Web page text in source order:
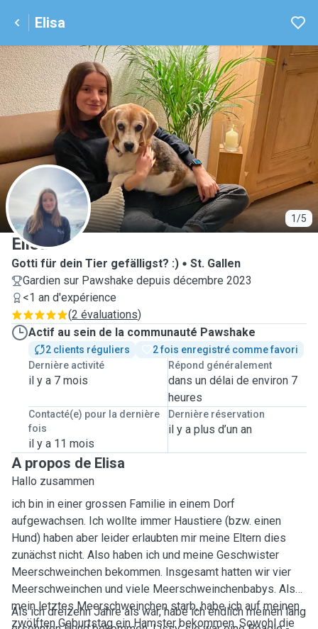
Elisa
1/5
E
Elisa
Gotti für dein Tier gefälligst? :)
St. Gallen
Gardien sur Pawshake depuis décembre 2023
<1 an d'expérience
(2 évaluations)
Actif au sein de la communauté Pawshake
2 clients réguliers
2 fois enregistré comme favori
Dernière activité
il y a 7 mois
Répond généralement
dans un délai de environ 7
heures
Contacté(e) pour la dernière
fois
il y a 11 mois
Dernière réservation
il y a plus d’un an
A propos de Elisa
Hallo zusammen
ich bin in einer grossen Familie in einem Dorf
aufgewachsen. Ich wollte immer Haustiere (bzw. einen
Hund) haben aber leider erlaubten mir meine Eltern dies
zunächst nicht. Also haben ich und meine Geschwister
Meerschweinchen bekommen. Insgesamt hatten wir vier
Meerschweinchen und viele Meerschweinchenbabys. Als
mein letztes Meerschweinchen starb, habe ich auf meinen
zwölften Geburtstag ein Hamster bekommen. Sowohl die
Als ich dreizehn Jahre als war, habe ich endlich meinen lang